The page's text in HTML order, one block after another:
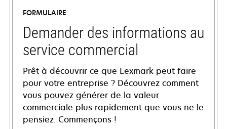
FORMULAIRE
Demander des informations au
service commercial
Prêt à découvrir ce que Lexmark peut faire
pour votre entreprise ? Découvrez comment
vous pouvez générer de la valeur
commerciale plus rapidement que vous ne le
pensiez. Commençons !